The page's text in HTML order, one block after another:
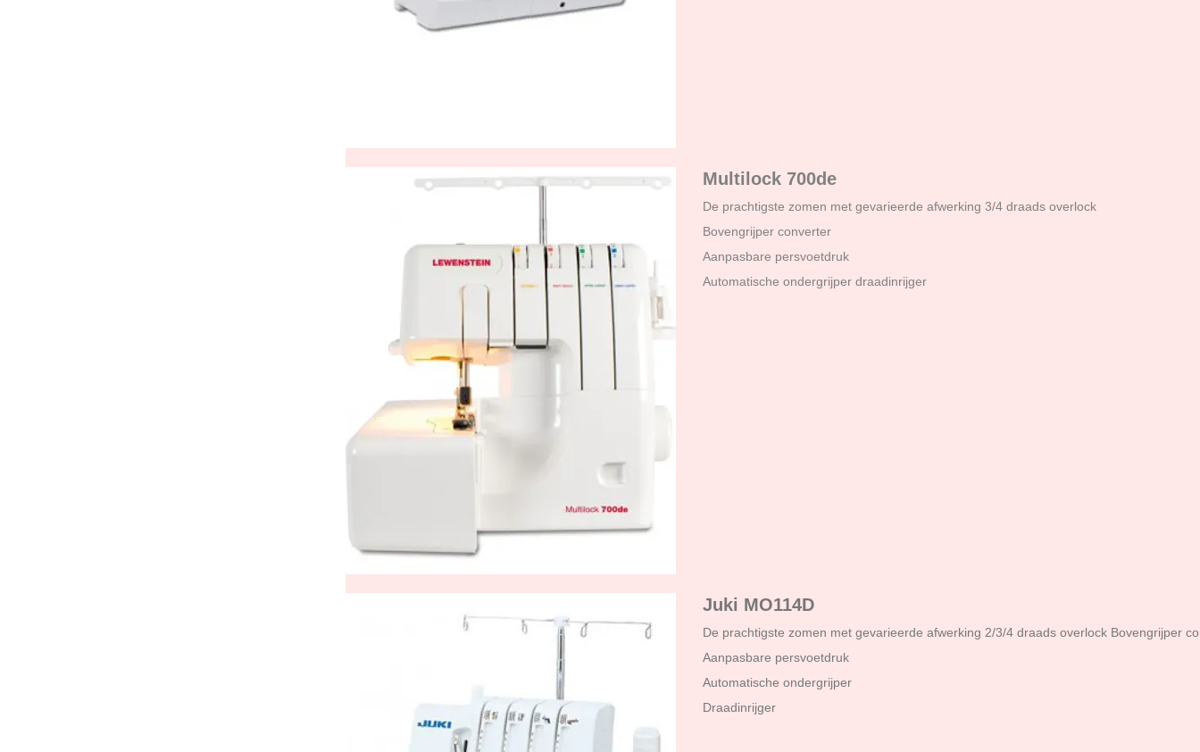
Multilock 700de
De prachtigste zomen met gevarieerde afwerking 3/4 draads overlock
Bovengrijper converter
Aanpasbare persvoetdruk
Automatische ondergrijper draadinrijger
Juki MO114D
De prachtigste zomen met gevarieerde afwerking 2/3/4 draads overlock Bovengrijper
Aanpasbare persvoetdruk
Automatische ondergrijper
Draadinrijger